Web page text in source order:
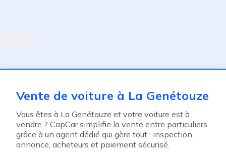
Vente de voiture à La Genétouze
Vous êtes à La Genétouze et votre voiture est à
vendre ? CapCar simplifie la vente entre particuliers
grâce à un agent dédié qui gère tout : inspection,
annonce, acheteurs et paiement sécurisé.